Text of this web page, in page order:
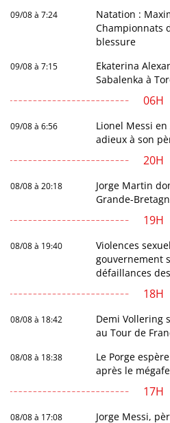
09/08 à 7:24
Natation :
Championnats
blessure
09/08 à 7:15
Ekaterina
Sabalenka à
06H
09/08 à 6:56
Lionel Messi
adieux à son
20H
08/08 à 20:18
Jorge Martin
Grande-
19H
08/08 à 19:40
Violences
gouvernement
défaillances
18H
08/08 à 18:42
Demi Vollering
au Tour de
08/08 à 18:38
Le Porge
après le
17H
08/08 à 17:08
Jorge Messi,